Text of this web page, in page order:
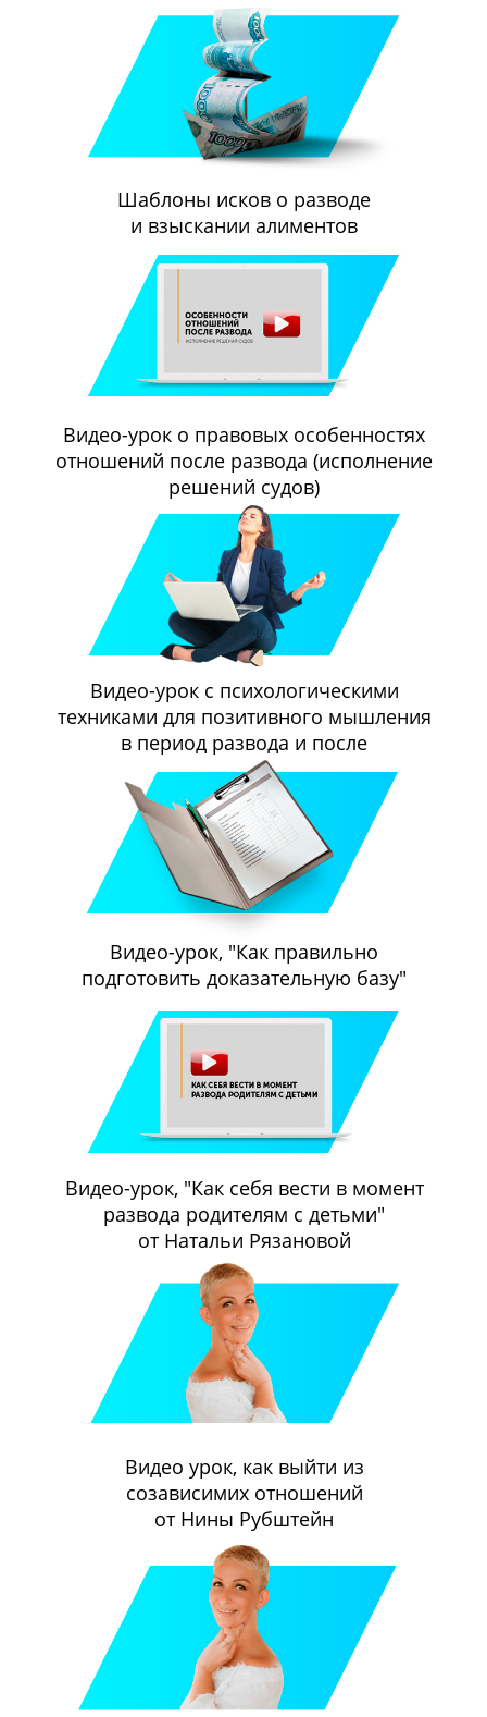
Шаблоны исков о разводе
и взыскании алиментов
Видео-урок о правовых особенностях
отношений после развода (исполнение
решений судов)
Видео-урок с психологическими
техниками для позитивного мышления
в период развода и после
Видео-урок, "Как правильно
подготовить доказательную базу"
Видео-урок, "Как себя вести в момент
развода родителям с детьми"
от Натальи Рязановой
Видео урок, как выйти из
созависимих отношений
от Нины Рубштейн